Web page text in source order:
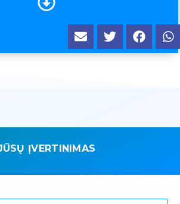
ĮVERTINIMAS